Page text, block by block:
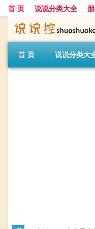
首 页 说说分类大全
首 页 说说分类大